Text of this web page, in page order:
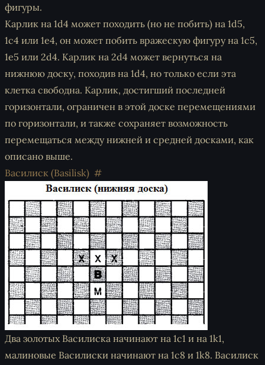
фигуры.
Карлик на 1d4 может походить (но не побить) на 1d5,
1c4 или 1e4, он может побить вражескую фигуру на 1c5,
1e5 или 2d4. Карлик на 2d4 может вернуться на
нижнюю доску, походив на 1d4, но только если эта
клетка свободна. Карлик, достигший последней
горизонтали, ограничен в этой доске перемещениями
по горизонтали, и также сохраняет возможность
перемещаться между нижней и средней досками, как
описано выше.
Василиск (Basilisk)
Два золотых Василиска начинают на 1c1 и на 1k1,
малиновые Василиски начинают на 1c8 и 1k8. Василиск